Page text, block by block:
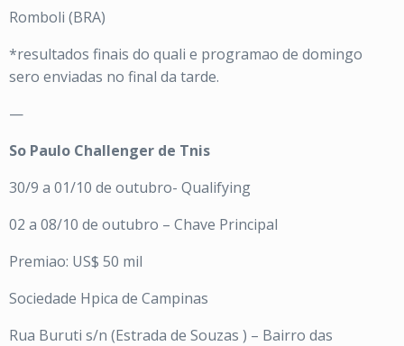
Romboli (BRA)
*resultados finais do quali e programao de domingo
sero enviadas no final da tarde.
—
So Paulo Challenger de Tnis
30/9 a 01/10 de outubro- Qualifying
02 a 08/10 de outubro – Chave Principal
Premiao: US$ 50 mil
Sociedade Hpica de Campinas
Rua Buruti s/n (Estrada de Souzas ) – Bairro das